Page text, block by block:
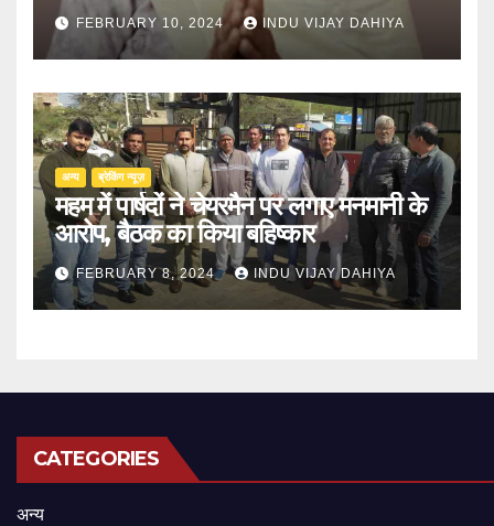
FEBRUARY 10, 2024 INDU VIJAY DAHIYA
अन्य ब्रेकिंग न्यूज़
महम में पार्षदों ने चेयरमैन पर लगाए मनमानी के
आरोप, बैठक का किया बहिष्कार
FEBRUARY 8, 2024 INDU VIJAY DAHIYA
CATEGORIES
अन्य